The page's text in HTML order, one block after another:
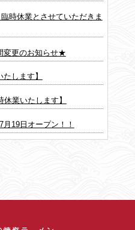
時休業とさせていただきま
変更のお知らせ★
します】
休業いたします】
19日オープン！！